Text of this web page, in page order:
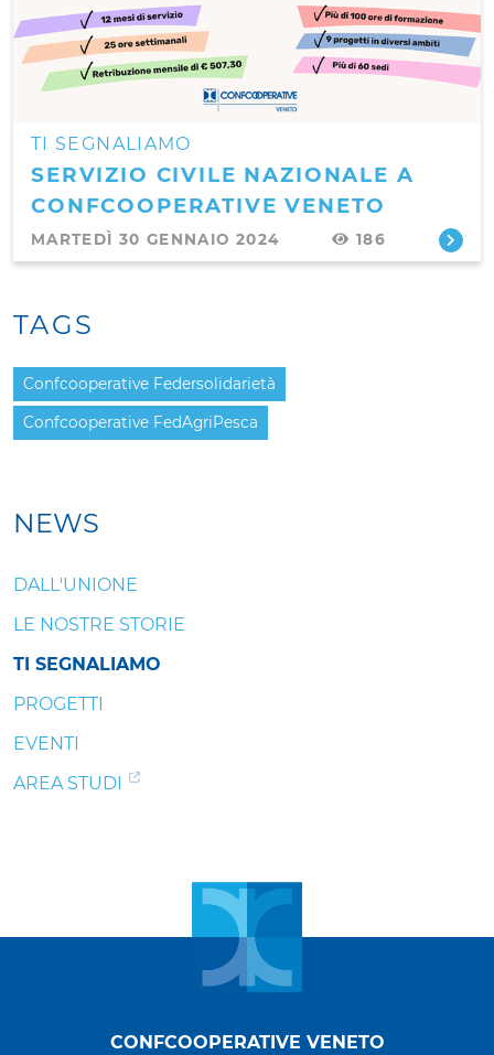
TI SEGNALIAMO
SERVIZIO CIVILE NAZIONALE A
CONFCOOPERATIVE VENETO
MARTEDÌ 30 GENNAIO 2024 186
NEWS
DALL'UNIONE
LE NOSTRE STORIE
TI SEGNALIAMO
PROGETTI
EVENTI
AREA STUDI
TAGS
Confcooperative Federsolidarietà
Confcooperative FedAgriPesca
CONFCOOPERATIVE VENETO